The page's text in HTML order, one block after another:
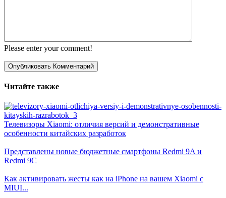
Please enter your comment!
Читайте также
Телевизоры Xiaomi: отличия версий и демонстративные
особенности китайских разработок
Представлены новые бюджетные смартфоны Redmi 9A и
Redmi 9C
Как активировать жесты как на iPhone на вашем Xiaomi с
MIUI...